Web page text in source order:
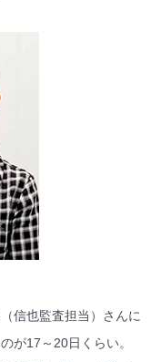
信也監査担当）さんに
が17～20日くらい。